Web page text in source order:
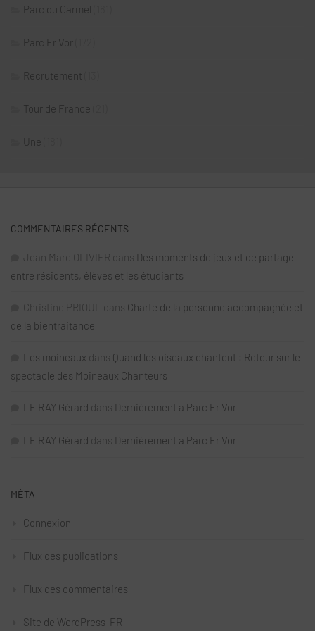
Parc du Carmel
Parc Er Vor
Recrutement
Tour de France
Une
COMMENTAIRES RÉCENTS
Jean Marc OLIVIER dans Des moments de jeux et de partage
entre résidents, élèves et les étudiants
Christine PRIOUL dans Charte de la personne accompagnée et
de la bientraitance
Les moineaux dans Quand les oiseaux chantent : Retour sur le
spectacle des Moineaux Chanteurs
LE RAY Gérard dans Dernièrement à Parc Er Vor
LE RAY Gérard dans Dernièrement à Parc Er Vor
MÉTA
Connexion
Flux des publications
Flux des commentaires
Site de WordPress-FR